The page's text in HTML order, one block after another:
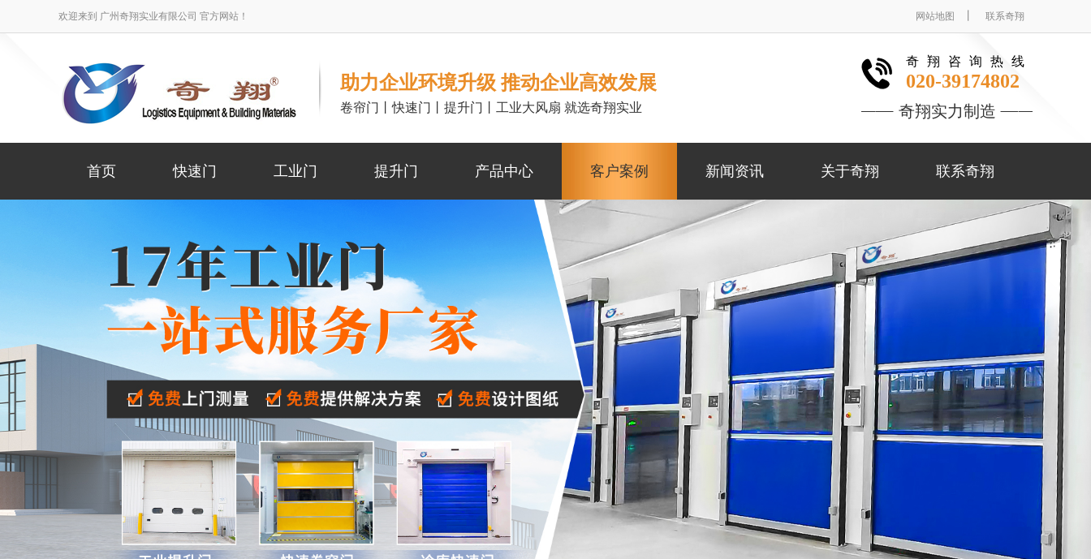
欢迎来到 广州奇翔实业有限公司 官方网站！ 网站地图 联系奇翔
助力企业环境升级 推动企业高效发展
卷帘门丨快速门丨提升门丨工业大风扇 就选奇翔实业
奇翔咨询热线
020-39174802
奇翔实力制造
首页 快速门 工业门 提升门 产品中心 客户案例 新闻资讯 关于奇翔 联系奇翔